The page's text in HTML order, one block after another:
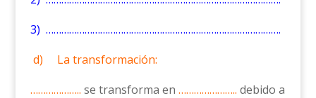
3) ……………………………………………………………………………….
d) La transformación:
……………….. se transforma en ………………….. debido a